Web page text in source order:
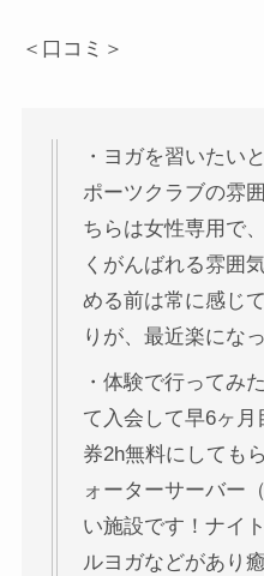
＜口コミ＞
・ヨガを習いたい
ポーツクラブの雰
ちらは女性専用で
くがんばれる雰囲
める前は常に感じ
りが、最近楽にな
・体験で行ってみ
て入会して早6ヶ
券2h無料にしても
ォーターサーバー
い施設です！ナイ
ルヨガなどがあり